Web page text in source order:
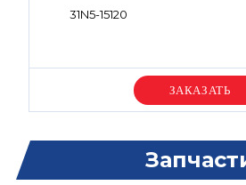
31N5-15120
Уточняйте